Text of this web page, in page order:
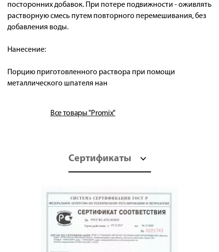
посторонних добавок. При потере подвижности - оживлять
растворную смесь путем повторного перемешивания, без
добавления воды.
Нанесение:
Порцию приготовленного раствора при помощи
металлического шпателя нан
Все товары "Promix"
Сертификаты